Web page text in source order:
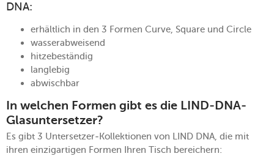
DNA:
erhältlich in den 3 Formen Curve, Square und Circle
wasserabweisend
hitzebeständig
langlebig
abwischbar
In welchen Formen gibt es die LIND-DNA-
Glasuntersetzer?
Es gibt 3 Untersetzer-Kollektionen von LIND DNA, die mit
ihren einzigartigen Formen Ihren Tisch bereichern: